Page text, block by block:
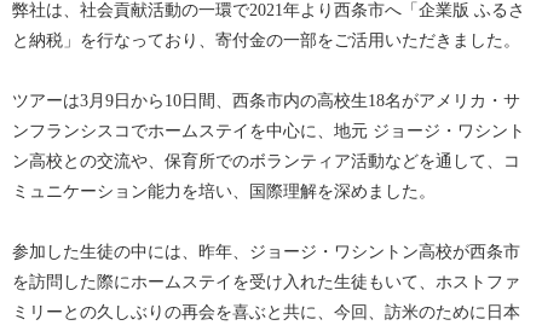
弊社は、社会貢献活動の一環で2021年より西条市へ「企業版 ふるさ
と納税」を行なっており、寄付金の一部をご活用いただきました。
ツアーは3月9日から10日間、西条市内の高校生18名がアメリカ・サ
ンフランシスコでホームステイを中心に、地元 ジョージ・ワシント
ン高校との交流や、保育所でのボランティア活動などを通して、コ
ミュニケーション能力を培い、国際理解を深めました。
参加した生徒の中には、昨年、ジョージ・ワシントン高校が西条市
を訪問した際にホームステイを受け入れた生徒もいて、ホストファ
ミリーとの久しぶりの再会を喜ぶと共に、今回、訪米のために日本